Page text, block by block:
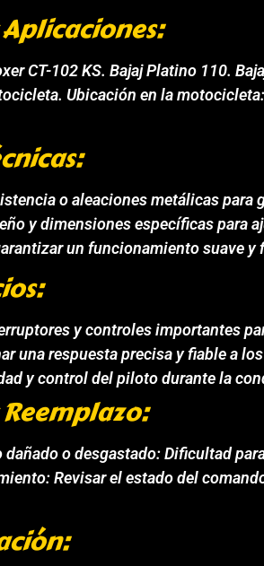
CT-102 KS. Bajaj Platino 110.
Ubicación en la
o aleaciones metálicas
y dimensiones específicas para
un funcionamiento suave y
y controles importantes
una respuesta precisa y fiable a
y control del piloto durante la
o desgastado: Dificultad
Revisar el estado del